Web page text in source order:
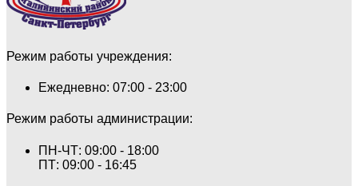
Режим работы учреждения:
Ежедневно: 07:00 - 23:00
Режим работы администрации:
ПН-ЧТ: 09:00 - 18:00
ПТ: 09:00 - 16:45